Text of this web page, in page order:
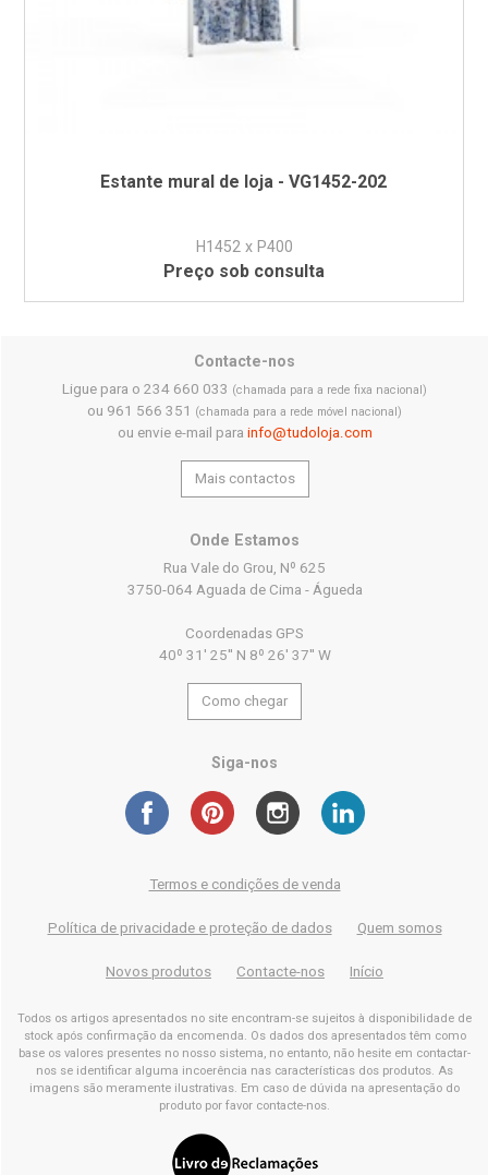
Estante mural de loja - VG1452-202
H1452 x P400
Preço sob consulta
Contacte-nos
Ligue para o 234 660 033 (chamada para a rede fixa nacional)
ou 961 566 351 (chamada para a rede móvel nacional)
ou envie e-mail para info@tudoloja.com
Mais contactos
Onde Estamos
Rua Vale do Grou, Nº 625
3750-064 Aguada de Cima - Águeda
Coordenadas GPS
40º 31' 25'' N 8º 26' 37'' W
Como chegar
Siga-nos
Termos e condições de venda
Política de privacidade e proteção de dados Quem somos
Novos produtos Contacte-nos Início
Todos os artigos apresentados no site encontram-se sujeitos à disponibilidade de
stock após confirmação da encomenda. Os dados dos apresentados têm como
base os valores presentes no nosso sistema, no entanto, não hesite em contactar-
nos se identificar alguma incoerência nas características dos produtos. As
imagens são meramente ilustrativas. Em caso de dúvida na apresentação do
produto por favor contacte-nos.